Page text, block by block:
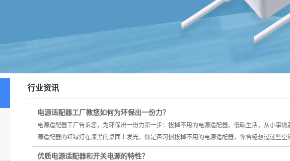
行业资讯
电源适配器工厂教您如何为环保出一份力？
电源适配器工厂告诉您，为环保出一份力第一步：拔掉不用的电源适配器。低碳生活，从小事
源适配器的红绿灯在漆黑的桌面上发光。你是否习惯拔掉不用的电源适配器，你曾经想过这些空
优质电源适配器和开关电源的特性？